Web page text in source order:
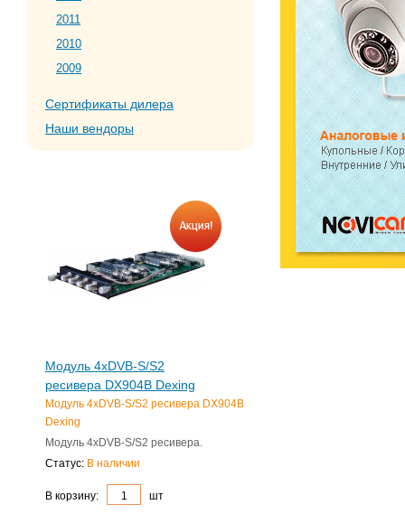
2011
2010
2009
Сертификаты дилера
Наши вендоры
Модуль 4xDVB-S/S2
ресивера DX904B Dexing
Модуль 4xDVB-S/S2 ресивера DX904B
Dexing
Модуль 4xDVB-S/S2 ресивера.
Статус: В наличии
В корзину: шт